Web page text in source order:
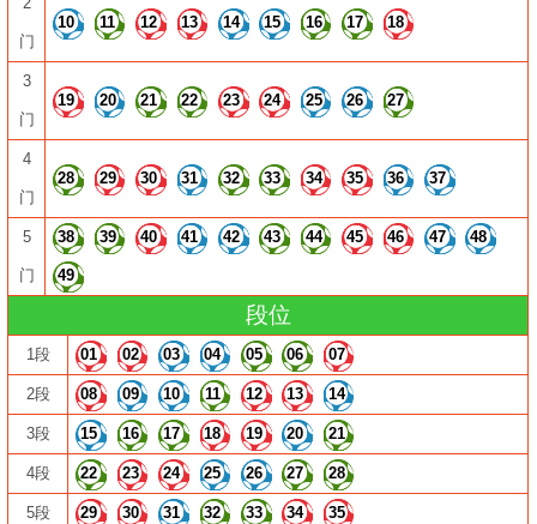
门
10 11 12 13 14 15 16 17 18
3
门
19 20 21 22 23 24 25 26 27
4
门
28 29 30 31 32 33 34 35 36 37
5
门
38 39 40 41 42 43 44 45 46 47 48
49
段位
1段 01 02 03 04 05 06 07
2段 08 09 10 11 12 13 14
3段 15 16 17 18 19 20 21
4段 22 23 24 25 26 27 28
5段 29 30 31 32 33 34 35